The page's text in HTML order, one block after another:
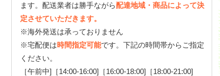
ます。配送業者は勝手ながら配達地域・商品によって決
定させていただきます。
※海外発送は承っておりません
※宅配便は時間指定可能です。下記の時間帯からご指定
ください。
［午前中]［14:00-16:00]［16:00-18:00]［18:00-21:00]